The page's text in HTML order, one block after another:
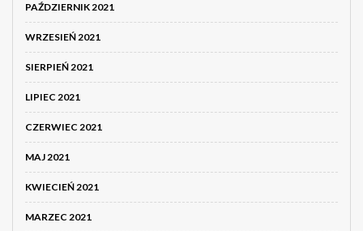
PAŹDZIERNIK 2021
WRZESIEŃ 2021
SIERPIEŃ 2021
LIPIEC 2021
CZERWIEC 2021
MAJ 2021
KWIECIEŃ 2021
MARZEC 2021